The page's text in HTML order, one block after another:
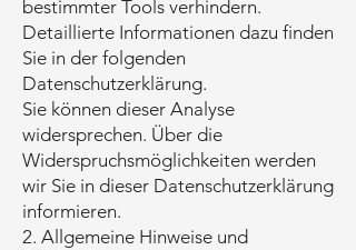
bestimmter Tools verhindern.
Detaillierte Informationen dazu finden
Sie in der folgenden
Datenschutzerklärung.
Sie können dieser Analyse
widersprechen. Über die
Widerspruchsmöglichkeiten werden
wir Sie in dieser Datenschutzerklärung
informieren.
2. Allgemeine Hinweise und